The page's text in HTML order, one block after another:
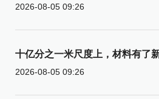
2026-08-05 09:26
十亿分之一米尺度上，材料有了
2026-08-05 09:26